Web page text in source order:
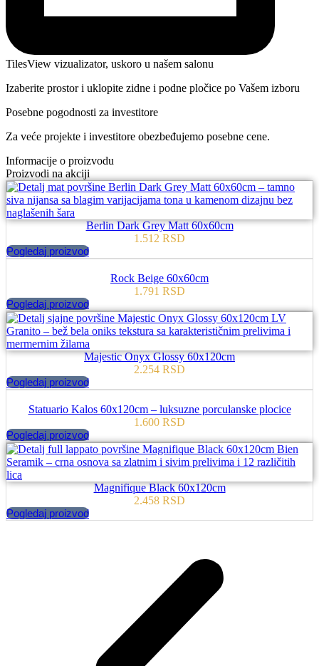
TilesView vizualizator, uskoro u našem salonu
Izaberite prostor i uklopite zidne i podne pločice po Vašem izboru
Posebne pogodnosti za investitore
Za veće projekte i investitore obezbeđujemo posebne cene.
Informacije o proizvodu
Proizvodi na akciji
Berlin Dark Grey Matt 60x60cm
1.512 RSD
Pogledaj proizvod
Rock Beige 60x60cm
1.791 RSD
Pogledaj proizvod
Majestic Onyx Glossy 60x120cm
2.254 RSD
Pogledaj proizvod
Statuario Kalos 60x120cm – luksuzne porculanske plocice
1.600 RSD
Pogledaj proizvod
Magnifique Black 60x120cm
2.458 RSD
Pogledaj proizvod